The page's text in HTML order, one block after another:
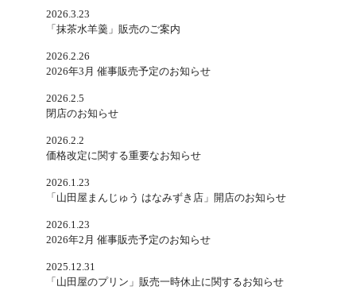
2026.3.23
「抹茶水羊羹」販売のご案内
2026.2.26
2026年3月 催事販売予定のお知らせ
2026.2.5
閉店のお知らせ
2026.2.2
価格改定に関する重要なお知らせ
2026.1.23
「山田屋まんじゅう はなみずき店」開店のお知らせ
2026.1.23
2026年2月 催事販売予定のお知らせ
2025.12.31
「山田屋のプリン」販売一時休止に関するお知らせ